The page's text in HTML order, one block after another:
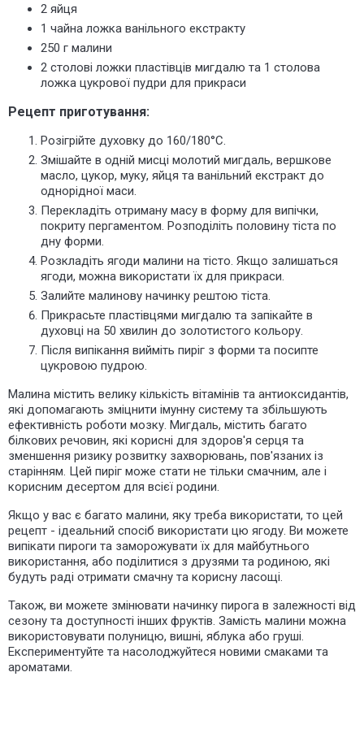
2 яйця
1 чайна ложка ванільного екстракту
250 г малини
2 столові ложки пластівців мигдалю та 1 столова
ложка цукрової пудри для прикраси
Рецепт приготування:
Розігрійте духовку до 160/180°C.
Змішайте в одній мисці молотий мигдаль, вершкове
масло, цукор, муку, яйця та ванільний екстракт до
однорідної маси.
Перекладіть отриману масу в форму для випічки,
покриту пергаментом. Розподіліть половину тіста по
дну форми.
Розкладіть ягоди малини на тісто. Якщо залишаться
ягоди, можна використати їх для прикраси.
Залийте малинову начинку рештою тіста.
Прикрасьте пластівцями мигдалю та запікайте в
духовці на 50 хвилин до золотистого кольору.
Після випікання вийміть пиріг з форми та посипте
цукровою пудрою.
Малина містить велику кількість вітамінів та антиоксидантів,
які допомагають зміцнити імунну систему та збільшують
ефективність роботи мозку. Мигдаль, містить багато
білкових речовин, які корисні для здоров'я серця та
зменшення ризику розвитку захворювань, пов'язаних із
старінням. Цей пиріг може стати не тільки смачним, але і
корисним десертом для всієї родини.
Якщо у вас є багато малини, яку треба використати, то цей
рецепт - ідеальний спосіб використати цю ягоду. Ви можете
випікати пироги та заморожувати їх для майбутнього
використання, або поділитися з друзями та родиною, які
будуть раді отримати смачну та корисну ласощі.
Також, ви можете змінювати начинку пирога в залежності від
сезону та доступності інших фруктів. Замість малини можна
використовувати полуницю, вишні, яблука або груші.
Експериментуйте та насолоджуйтеся новими смаками та
ароматами.